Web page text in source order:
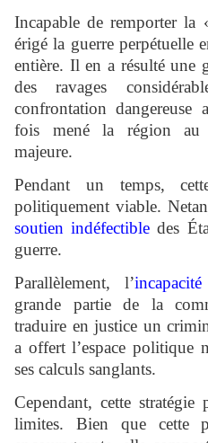
Incapable de remporter
érigé la guerre perpétuelle
entière. Il en a résulté une
des ravages
confrontation dangereuse
fois mené la région au
majeure.
Pendant un temps,
politiquement viable.
soutien indéfectible des
guerre.
Parallèlement, l’incapacité
grande partie de la
traduire en justice un
a offert l’espace politique
ses calculs sanglants.
Cependant, cette stratégie
limites. Bien que cette